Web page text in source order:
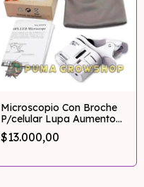
Microscopio Con Broche
P/celular Lupa Aumento
60x Luz Led Uv
$13.000,00